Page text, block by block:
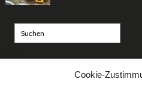
Cookie-